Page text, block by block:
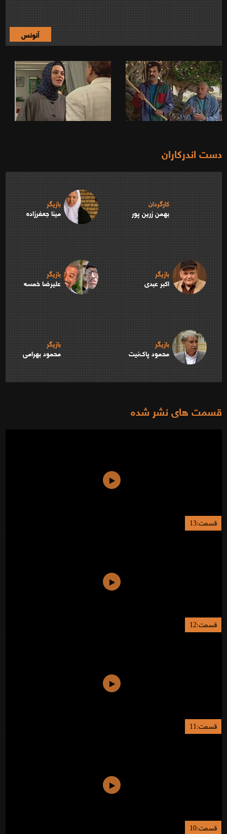
آنونس
دست اندرکاران
کارگردان
بهمن زرین پور
بازیگر
مینا جعفرزاده
بازیگر
اکبر عبدی
بازیگر
علیرضا خمسه
بازیگر
محمود پاک‌نیت
بازیگر
محمود بهرامی
قسمت های نشر شده
قسمت:13
قسمت:12
قسمت:11
قسمت:10